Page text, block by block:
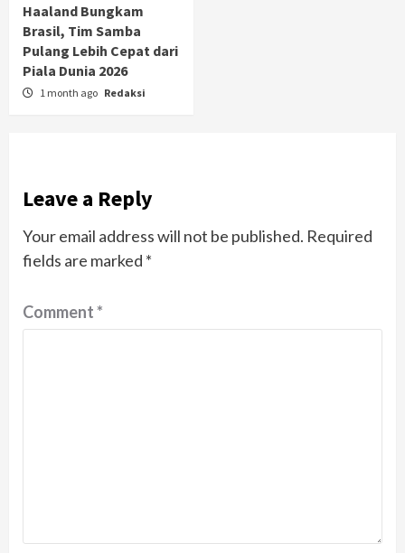
Haaland Bungkam
Brasil, Tim Samba
Pulang Lebih Cepat dari
Piala Dunia 2026
1 month ago Redaksi
Leave a Reply
Your email address will not be published. Required
fields are marked *
Comment*